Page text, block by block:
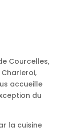
Courcelles,
accueille
du
la cuisine